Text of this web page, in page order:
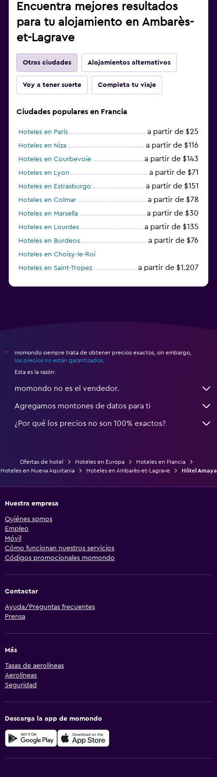
Encuentra mejores resultados
para tu alojamiento en Ambarès-
et-Lagrave
Otras ciudades Alojamientos alternativos
Voy a tener suerte Completa tu viaje
Ciudades populares en Francia
Hoteles en París a partir de $25
Hoteles en Niza a partir de $116
Hoteles en Courbevoie a partir de $143
Hoteles en Lyon a partir de $71
Hoteles en Estrasburgo a partir de $151
Hoteles en Colmar a partir de $78
Hoteles en Marsella a partir de $30
Hoteles en Lourdes a partir de $135
Hoteles en Burdeos a partir de $76
Hoteles en Choisy-le-Roi
Hoteles en Saint-Tropez
a partir de $1.207
*
momondo siempre trata de obtener precios exactos, sin embargo,
los precios no están garantizados
Esta es la razón:
momondo no es el vendedor.
Agregamos montones de datos para ti
¿Por qué los precios no son 100% exactos?
Ofertas de hotel Hoteles en Europa
Hoteles en Francia
Hoteles en Nueva Aquitania
Hoteles en Ambarès-et-Lagrave Hôtel Amaya
Nuestra empresa
Quiénes somos
Empleo
Móvil
Cómo funcionan nuestros servicios
Códigos promocionales momondo
Contactar
Ayuda/Preguntas frecuentes
Prensa
Más
Tasas de aerolíneas
Aerolíneas
Seguridad
Descarga la app de momondo